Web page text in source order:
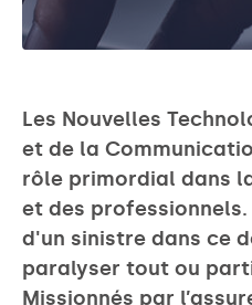
Les Nouvelles
et de la
rôle primordial dans
et des professionnels.
d'un sinistre dans ce
paralyser tout ou
Missionnés par